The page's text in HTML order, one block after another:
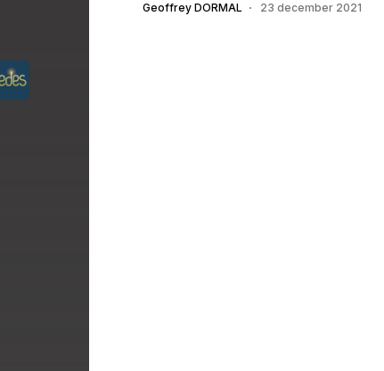
Geoffrey DORMAL 23 december 2021